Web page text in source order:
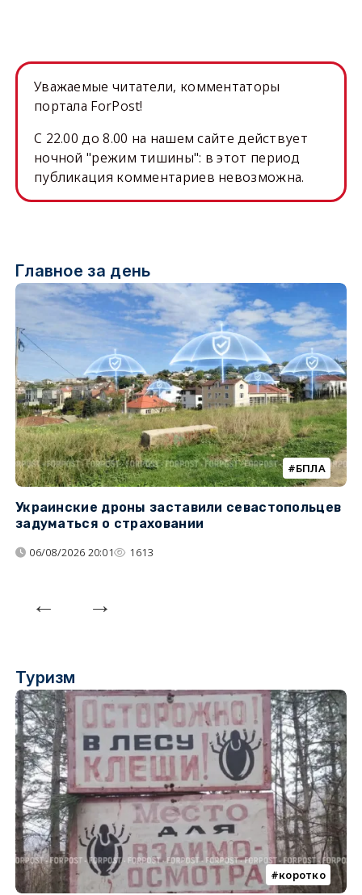
Уважаемые читатели, комментаторы
портала ForPost!
C 22.00 до 8.00 на нашем сайте действует
ночной "режим тишины": в этот период
публикация комментариев невозможна.
Главное за день
БПЛА
Украинские дроны заставили севастопольцев
задуматься о страховании
06/08/2026 20:01 1613
Туризм
коротко